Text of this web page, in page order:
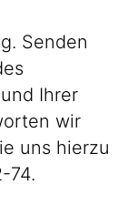
Senden
Ihrer
wir
uns hierzu
74.